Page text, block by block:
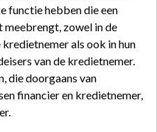
functie hebben die een
zowel in de
als ook in hun
van de kredietnemer.
die doorgaans van
financier en kredietnemer,